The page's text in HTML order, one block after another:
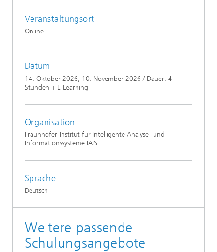
Veranstaltungsort
Online
Datum
14. Oktober 2026, 10. November 2026 / Dauer: 4
Stunden + E-Learning
Organisation
Fraunhofer-Institut für Intelligente Analyse- und
Informationssysteme IAIS
Sprache
Deutsch
Weitere passende
Schulungsangebote